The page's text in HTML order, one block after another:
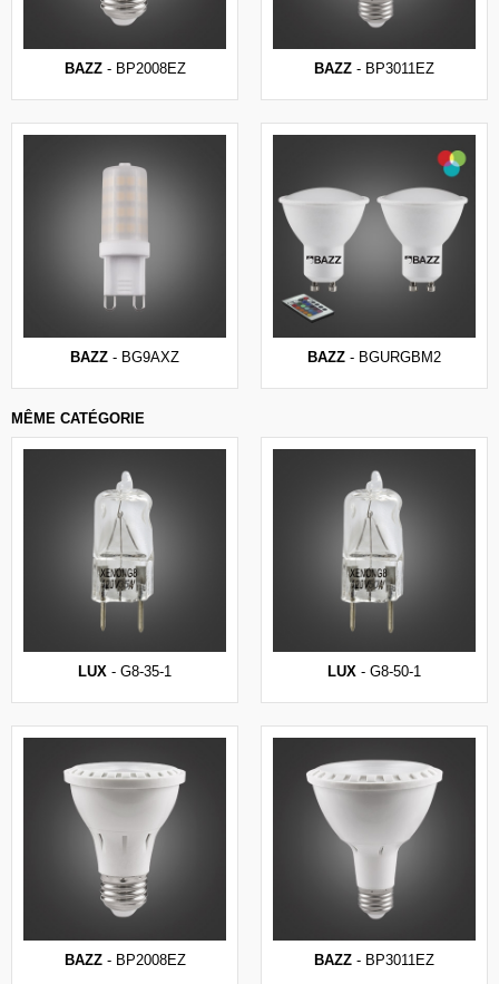
BAZZ - BP2008EZ BAZZ - BP3011EZ
BAZZ - BG9AXZ BAZZ - BGURGBM2
MÊME CATÉGORIE
LUX - G8-35-1 LUX - G8-50-1
BAZZ - BP2008EZ BAZZ - BP3011EZ